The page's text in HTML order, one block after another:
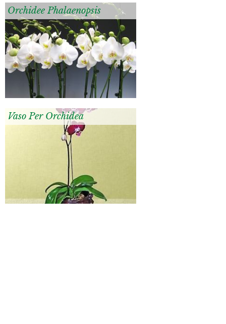
Orchidee Phalaenopsis
Vaso Per Orchidea